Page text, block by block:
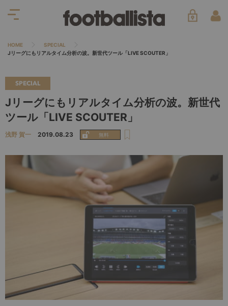
HOME
SPECIAL
Jリーグにもリアルタイム分析の波。新世代ツール「LIVE SCOUTER」
SPECIAL
Jリーグにもリアルタイム分析の波。新世代
ツール「LIVE SCOUTER」
浅野 賀一 2019.08.23